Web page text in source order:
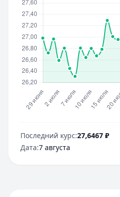
Последний курс:27,6467 ₽
Дата:7 августа